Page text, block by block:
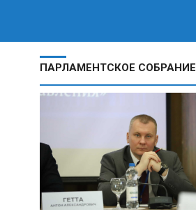
ПАРЛАМЕНТСКОЕ СОБРАНИЕ